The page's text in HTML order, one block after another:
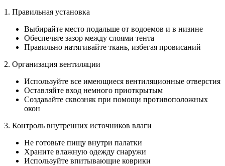
1. Правильная установка
Выбирайте место подальше от водоемов и в низине
Обеспечьте зазор между слоями тента
Правильно натягивайте ткань, избегая провисаний
2. Организация вентиляции
Используйте все имеющиеся вентиляционные отверстия
Оставляйте вход немного приоткрытым
Создавайте сквозняк при помощи противоположных
окон
3. Контроль внутренних источников влаги
Не готовьте пищу внутри палатки
Храните влажную одежду снаружи
Используйте впитывающие коврики